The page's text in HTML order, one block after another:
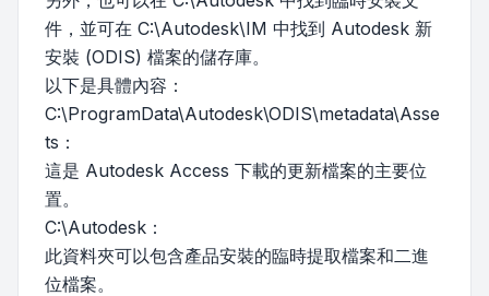
件，並可在 C:\Autodesk\IM 中找到 Autodesk 新
安裝 (ODIS) 檔案的儲存庫。
以下是具體內容：
C:\ProgramData\Autodesk\ODIS\metadata\Asse
ts：
這是 Autodesk Access 下載的更新檔案的主要位
置。
C:\Autodesk：
此資料夾可以包含產品安裝的臨時提取檔案和二進
位檔案。